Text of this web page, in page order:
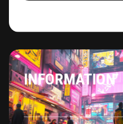
INFORMATION